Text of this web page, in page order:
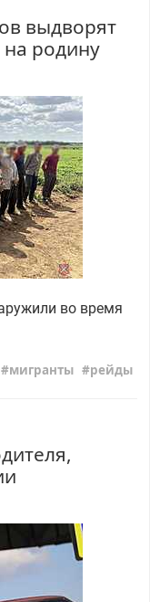
выдворят
на родину
во время
мигранты рейды